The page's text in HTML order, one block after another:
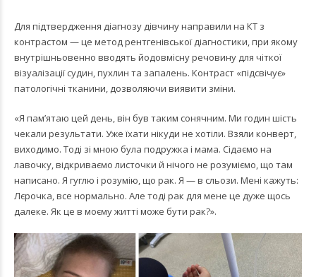
Для підтвердження діагнозу дівчину направили на КТ з
контрастом — це метод рентгенівської діагностики, при якому
внутрішньовенно вводять йодовмісну речовину для чіткої
візуалізації судин, пухлин та запалень. Контраст «підсвічує»
патологічні тканини, дозволяючи виявити зміни.
«Я пам’ятаю цей день, він був таким сонячним. Ми годин шість
чекали результати. Уже їхати нікуди не хотіли. Взяли конверт,
виходимо. Тоді зі мною була подружка і мама. Сідаємо на
лавочку, відкриваємо листочки й нічого не розуміємо, що там
написано. Я гуглю і розумію, що рак. Я — в сльози. Мені кажуть:
Лєрочка, все нормально. Але тоді рак для мене це дуже щось
далеке. Як це в моєму житті може бути рак?».